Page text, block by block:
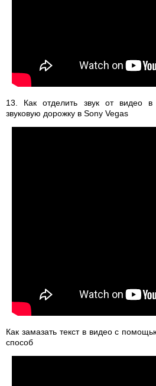
13. Как отделить звук от видео
звуковую дорожку в Sony Vegas
Как замазать текст в видео с
способ